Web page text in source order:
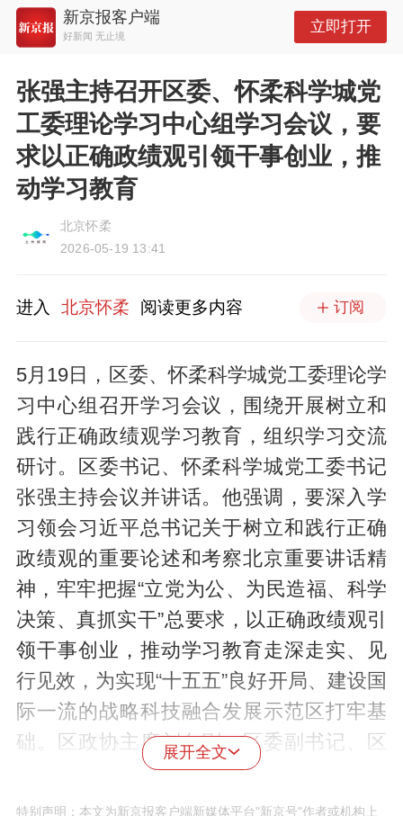
新京报客户端
好新闻 无止境
立即打开
张强主持召开区委、怀柔科学城党
工委理论学习中心组学习会议，要
求以正确政绩观引领干事创业，推
动学习教育
北京怀柔
2026-05-19 13:41
进入 北京怀柔 阅读更多内容 订阅
5月19日，区委、怀柔科学城党工委理论学
习中心组召开学习会议，围绕开展树立和
践行正确政绩观学习教育，组织学习交流
研讨。区委书记、怀柔科学城党工委书记
张强主持会议并讲话。他强调，要深入学
习领会习近平总书记关于树立和践行正确
政绩观的重要论述和考察北京重要讲话精
神，牢牢把握“立党为公、为民造福、科学
决策、真抓实干”总要求，以正确政绩观引
领干事创业，推动学习教育走深走实、见
行见效，为实现“十五五”良好开局、建设国
际一流的战略科技融合发展示范区打牢基
础。区政协主席刘久刚，区委副书记、区
委政法委书记莫剑彬参加。
展开全文
特别声明：本文为新京报客户端新媒体平台"新京号"作者或机构上